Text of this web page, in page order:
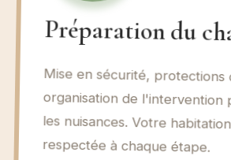
Préparation du
Mise en sécurité, protections
organisation de
les nuisances. Votre
respectée à chaque étape.